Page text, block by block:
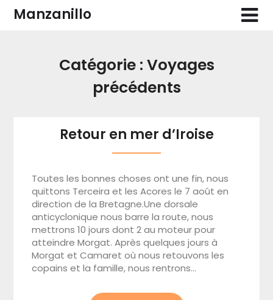
SkipManzanillo
Catégorie : Voyages
précédents
Retour en mer d’Iroise
Toutes les bonnes choses ont une fin, nous
quittons Terceira et les Acores le 7 août en
direction de la Bretagne.Une dorsale
anticyclonique nous barre la route, nous
mettrons 10 jours dont 2 au moteur pour
atteindre Morgat. Après quelques jours à
Morgat et Camaret où nous retouvons les
copains et la famille, nous rentrons…